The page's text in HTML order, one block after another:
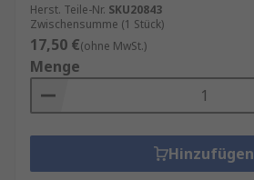
Herst. Teile-Nr. SKU20843
Zwischensumme (1 Stück)
17,50 €(ohne MwSt.)
Menge
Hinzufügen